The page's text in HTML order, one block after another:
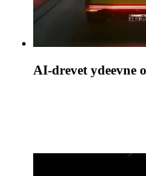
AI-drevet ydeevne